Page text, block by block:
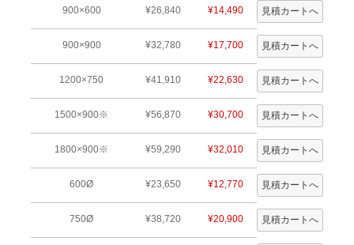
900×600 ¥26,840 ¥14,490
900×900 ¥32,780 ¥17,700
1200×750 ¥41,910 ¥22,630
1500×900※ ¥56,870 ¥30,700
1800×900※ ¥59,290 ¥32,010
600Ø ¥23,650 ¥12,770
750Ø ¥38,720 ¥20,900